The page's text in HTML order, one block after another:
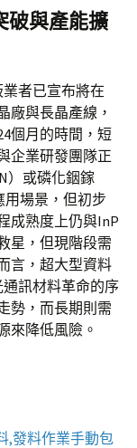
破與產能擴
者已宣布將在
廠與長晶產線，
個月的時間，短
企業研發團隊正
）或磷化銦鎵
用場景，但初步
成熟度上仍與InP
星，但現階段需
言，超大型資料
訊材料革命的序
勢，而長期則需
來降低風險。
,發料作業手動包